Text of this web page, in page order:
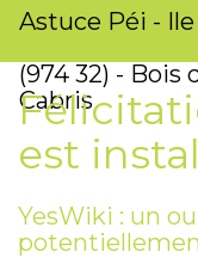
Astuce Péi -
(974 32) - Bois
Cabris
est
YesWiki : un